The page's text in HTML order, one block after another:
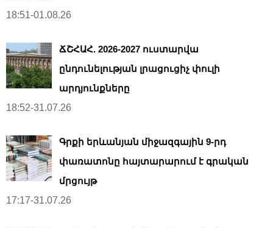
18:51-01.08.26
ՃՇՀԱՀ. 2026-2027 ուստարվա
ընդունելության լրացուցիչ փուլի
արդյունքները
18:52-31.07.26
Գրքի երևանյան միջազգային 9-րդ
փառատոնը հայտարարում է գրական
մրցույթ
17:17-31.07.26